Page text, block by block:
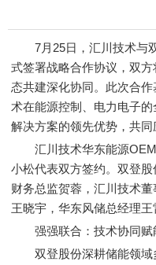
7月25日，汇川技术与双
式签署战略合作协议，双
态共建深化协同。此次合
术在能源控制、电力电子
解决方案的领先优势，共同
汇川技术华东能源OEM
小松代表双方签约。双登
财务总监贺蓉，汇川技术
王晓宇，华东风储总经理王
强强联合：技术协同赋
双登股份深耕储能领域